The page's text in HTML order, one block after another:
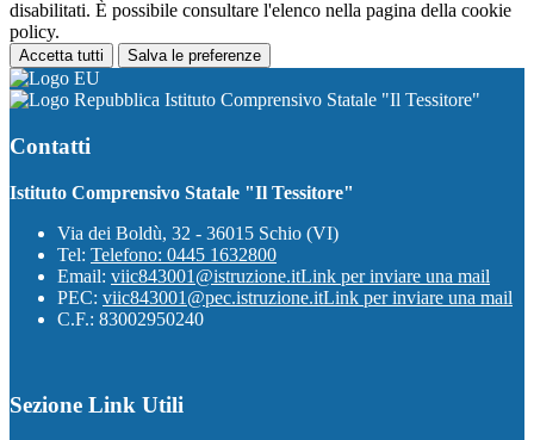
disabilitati. È possibile consultare l'elenco nella pagina della cookie
policy.
Accetta tutti Salva le preferenze
Istituto Comprensivo Statale "Il Tessitore"
Contatti
Istituto Comprensivo Statale "Il Tessitore"
Via dei Boldù, 32 - 36015 Schio (VI)
Tel: Telefono: 0445 1632800
Email: viic843001@istruzione.itLink per inviare una mail
PEC: viic843001@pec.istruzione.itLink per inviare una mail
C.F.: 83002950240
Sezione Link Utili